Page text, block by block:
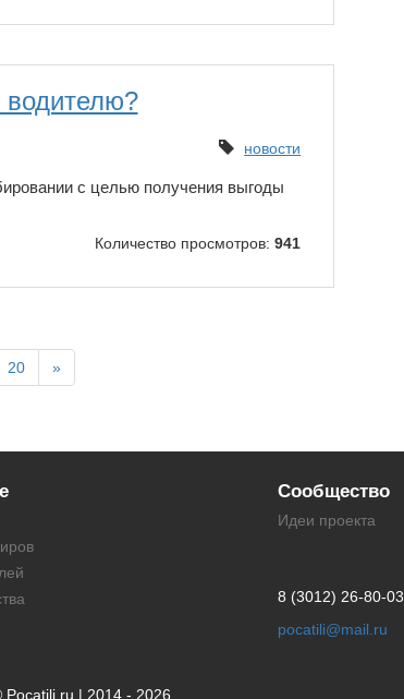
водителю?
новости
с целью получения выгоды
Количество просмотров:941
20 »
Сообщество
Идеи проекта
8 (3012) 26-80-03
pocatili@mail.ru
Pocatili.ru | 2014 - 2026